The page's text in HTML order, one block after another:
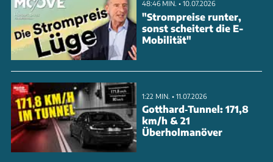
48:46 MIN. • 10.07.2026
"Strompreise runter,
sonst scheitert die E-
Mobilität"
1:22 MIN. • 11.07.2026
Gotthard‑Tunnel: 171,8
km/h & 21
Überholmanöver